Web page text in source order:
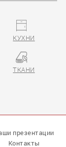
КУХНИ
ТКАНИ
презентации
Контакты